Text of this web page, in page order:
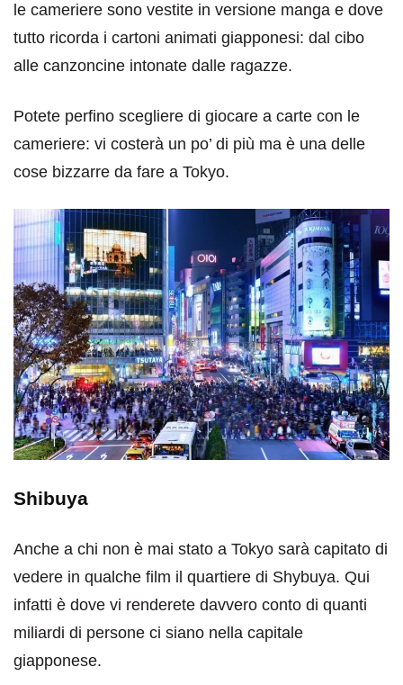
le cameriere sono vestite in versione manga e dove
tutto ricorda i cartoni animati giapponesi: dal cibo
alle canzoncine intonate dalle ragazze.
Potete perfino scegliere di giocare a carte con le
cameriere: vi costerà un po’ di più ma è una delle
cose bizzarre da fare a Tokyo.
Shibuya
Anche a chi non è mai stato a Tokyo sarà capitato di
vedere in qualche film il quartiere di Shybuya. Qui
infatti è dove vi renderete davvero conto di quanti
miliardi di persone ci siano nella capitale
giapponese.